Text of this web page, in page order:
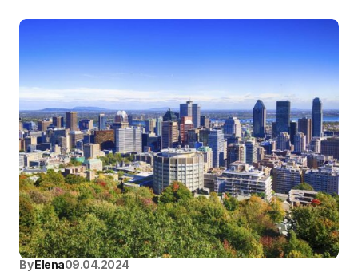
ByElena09.04.2024